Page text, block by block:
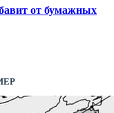
от бумажных